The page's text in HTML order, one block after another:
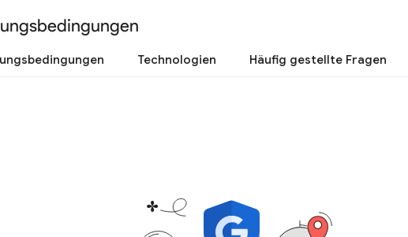
Technologien Häufig gestellte Fragen